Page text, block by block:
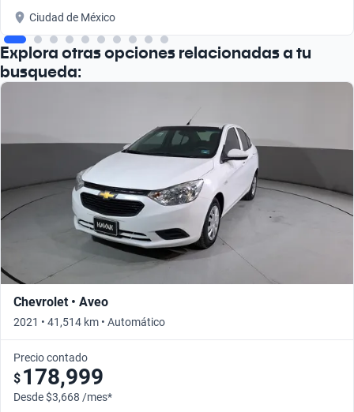
Ciudad de México
Explora otras opciones relacionadas a tu
busqueda:
Chevrolet • Aveo
2021 • 41,514 km • Automático
Precio contado
$ 178,999
Desde $3,668 /mes*